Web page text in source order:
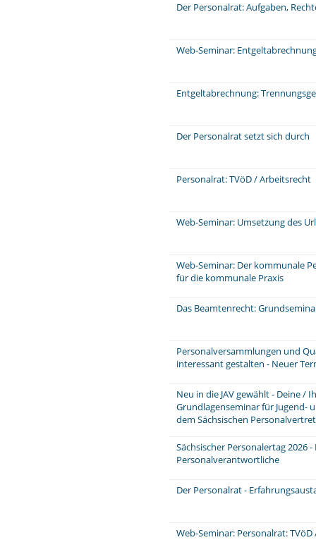
Der Personalrat: Aufgaben,
Web-Seminar:
Entgeltabrechnung:
Der Personalrat setzt sich durch
Personalrat: TVöD / Arbeitsrecht
Web-Seminar: Umsetzung des
Web-Seminar: Der kommunale
für die kommunale Praxis
Das Beamtenrecht:
Personalversammlungen und
interessant gestalten - Neuer
Neu in die JAV gewählt - Deine /
Grundlagenseminar für Jugend-
dem Sächsischen
Sächsischer Personalertag 2026
Personalverantwortliche
Der Personalrat -
Web-Seminar: Personalrat: